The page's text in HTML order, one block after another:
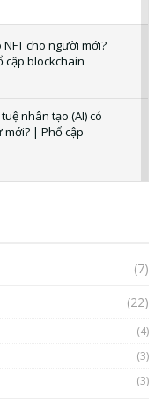
NFT cho người mới?
cập blockchain
nhân tạo (AI) có
| Phổ cập
sự kiện ảnh hưởng
hoá | Phổ cập
(7)
(22)
(4)
(3)
(3)